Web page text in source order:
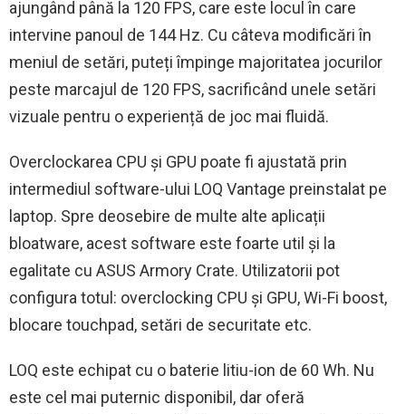
ajungând până la 120 FPS, care este locul în care
intervine panoul de 144 Hz. Cu câteva modificări în
meniul de setări, puteți împinge majoritatea jocurilor
peste marcajul de 120 FPS, sacrificând unele setări
vizuale pentru o experiență de joc mai fluidă.
Overclockarea CPU și GPU poate fi ajustată prin
intermediul software-ului LOQ Vantage preinstalat pe
laptop. Spre deosebire de multe alte aplicații
bloatware, acest software este foarte util și la
egalitate cu ASUS Armory Crate. Utilizatorii pot
configura totul: overclocking CPU și GPU, Wi-Fi boost,
blocare touchpad, setări de securitate etc.
LOQ este echipat cu o baterie litiu-ion de 60 Wh. Nu
este cel mai puternic disponibil, dar oferă